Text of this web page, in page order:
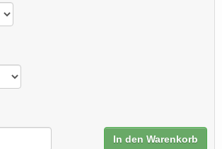
In den Warenkorb